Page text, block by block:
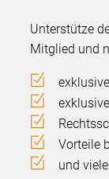
Unterstütze
Mitglied und
Vorteile
und